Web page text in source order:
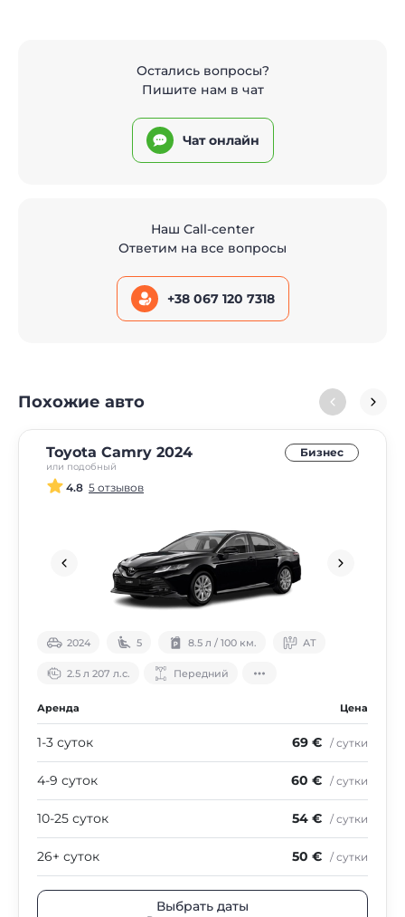
Остались вопросы?
Пишите нам в чат
Чат онлайн
Наш Call-center
Ответим на все вопросы
+38 067 120 7318
Похожие авто
Toyota Camry 2024
или подобный
Бизнес
4.8 5 отзывов
2024 5 8.5 л / 100 км. АТ
2.5 л 207 л.с. Передний
Аренда Цена
1-3 суток 69 € / сутки
4-9 суток 60 € / сутки
10-25 суток 54 € / сутки
26+ суток 50 € / сутки
Выбрать даты